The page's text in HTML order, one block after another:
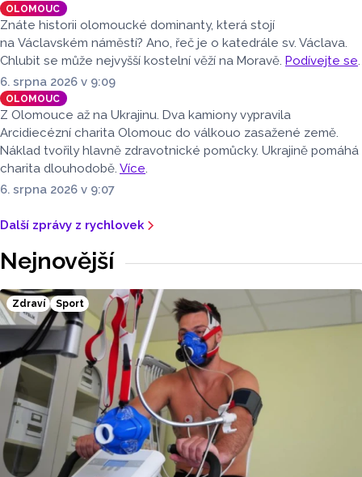
OLOMOUC
Znáte historii olomoucké dominanty, která stojí
na Václavském náměstí? Ano, řeč je o katedrále sv. Václava.
Chlubit se může nejvyšší kostelní věží na Moravě. Podívejte se.
6. srpna 2026 v 9:09
OLOMOUC
Z Olomouce až na Ukrajinu. Dva kamiony vypravila
Arcidiecézní charita Olomouc do válkouo zasažené země.
Náklad tvořily hlavně zdravotnické pomůcky. Ukrajině pomáhá
charita dlouhodobě. Více.
6. srpna 2026 v 9:07
Další zprávy z rychlovek
Nejnovější
Zdraví Sport